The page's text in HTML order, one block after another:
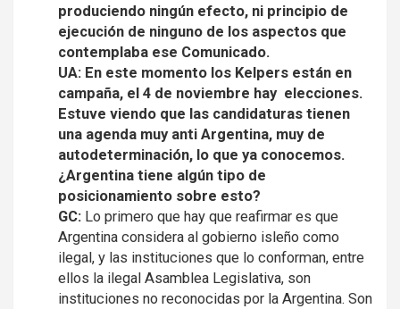
produciendo ningún efecto, ni principio de
ejecución de ninguno de los aspectos que
contemplaba ese Comunicado.
UA: En este momento los Kelpers están en
campaña, el 4 de noviembre hay elecciones.
Estuve viendo que las candidaturas tienen
una agenda muy anti Argentina, muy de
autodeterminación, lo que ya conocemos.
¿Argentina tiene algún tipo de
posicionamiento sobre esto?
GC: Lo primero que hay que reafirmar es que
Argentina considera al gobierno isleño como
ilegal, y las instituciones que lo conforman, entre
ellos la ilegal Asamblea Legislativa, son
instituciones no reconocidas por la Argentina. Son